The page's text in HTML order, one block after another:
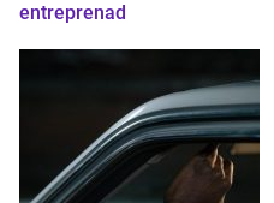
entreprenad